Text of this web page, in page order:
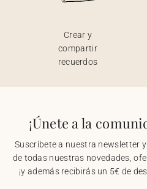
Crear y
compartir
recuerdos
¡Únete a la
Suscríbete a nuestra newsletter
de todas nuestras novedades,
¡y además recibirás un 5€ de